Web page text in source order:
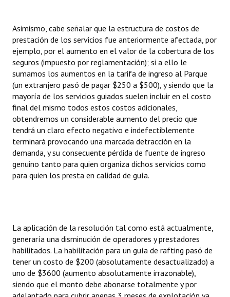
Ciudadano Ilustre - Registro
Banca del Vecino - Registro
Huéspedes de Honor - Registro
Antiguos Pobladores - Registro
Reconocimientos - Registro
Bariloche, Municipio intercultural
Entrega de distinciones
Asimismo, cabe señalar que la estructura de costos de
prestación de los servicios fue anteriormente afectada, por
ejemplo, por el aumento en el valor de la cobertura de los
seguros (impuesto por reglamentación); si a ello le
sumamos los aumentos en la tarifa de ingreso al Parque
(un extranjero pasó de pagar $250 a $500), y siendo que la
mayoría de los servicios guiados suelen incluir en el costo
final del mismo todos estos costos adicionales,
obtendremos un considerable aumento del precio que
tendrá un claro efecto negativo e indefectiblemente
terminará provocando una marcada detracción en la
demanda, y su consecuente pérdida de fuente de ingreso
genuino tanto para quien organiza dichos servicios como
para quien los presta en calidad de guía.
La aplicación de la resolución tal como está actualmente,
generaría una disminución de operadores y prestadores
habilitados. La habilitación para un guía de rafting pasó de
tener un costo de $200 (absolutamente desactualizado) a
uno de $3600 (aumento absolutamente irrazonable),
siendo que el monto debe abonarse totalmente y por